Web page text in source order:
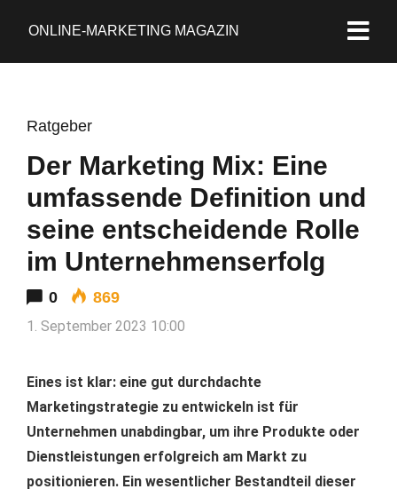
ONLINE-MARKETING MAGAZIN
Ratgeber
Der Marketing Mix: Eine
umfassende Definition und
seine entscheidende Rolle
im Unternehmenserfolg
0 869
1. September 2023 10:00
Eines ist klar: eine gut durchdachte
Marketingstrategie zu entwickeln ist für
Unternehmen unabdingbar, um ihre Produkte oder
Dienstleistungen erfolgreich am Markt zu
positionieren. Ein wesentlicher Bestandteil dieser